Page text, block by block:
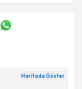
Haritada Göster